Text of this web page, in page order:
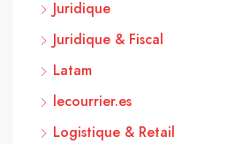
Juridique
Juridique & Fiscal
Latam
lecourrier.es
Logistique & Retail